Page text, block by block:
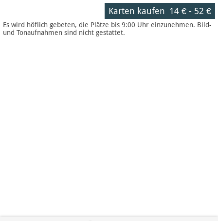
Karten kaufen 14 €- 52 €
Es wird höflich gebeten, die Plätze bis 9:00 Uhr einzunehmen. Bild-
und Tonaufnahmen sind nicht gestattet.